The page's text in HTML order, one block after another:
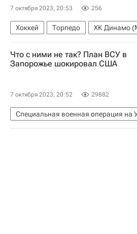
7 октября 2023, 20:53 256
Хоккей Торпедо
ХК Динамо
Андрей Миронов
Регулярный
КХЛ 2025-2026
Что с ними не так? План ВСУ в
Запорожье шокировал США
7 октября 2023, 20:52 29882
Специальная военная операция на
В мире
Вооруженные силы